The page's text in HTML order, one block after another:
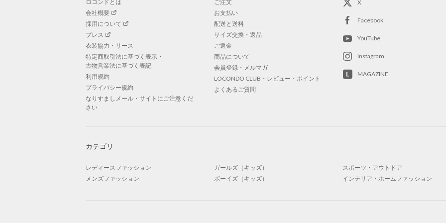
ロコンドとは
会社概要
採用について
プレス
衣装協力・リース
特定商取引法に基づく表示・
古物営業法に基づく表記
利用規約
プライバシー規約
なりすましメール・サイトにご注意くだ
さい
ご注文
お支払い
配送と送料
サイズ交換・返品
ご返金
商品について
会員登録・メルマガ
LOCONDO CLUB・レビュー・ポイント
よくあるご質問
X
Facebook
YouTube
Instagram
MAGAZINE
カテゴリ
レディースファッション
メンズファッション
ガールズ（キッズ）
ボーイズ（キッズ）
スポーツ・アウトドア
インテリア・ホームファッション